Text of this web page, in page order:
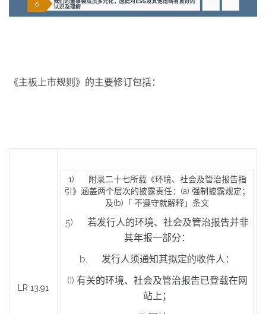
《主板上市规则》的主要修订包括：
LR 13.91
1) 附录二十七所载《环境、社会及管治报告指
引》涵盖两个层次的披露责任：(a) 强制披露规定；
及(b)「 不遵守就解释」条文
5) 若发行人的环境、社会及管治报告并非
其年报一部分：
b. 发行人须通知其拟定的收件人：
(i) 有关的环境、社会及管治报告已登载在网
站上；